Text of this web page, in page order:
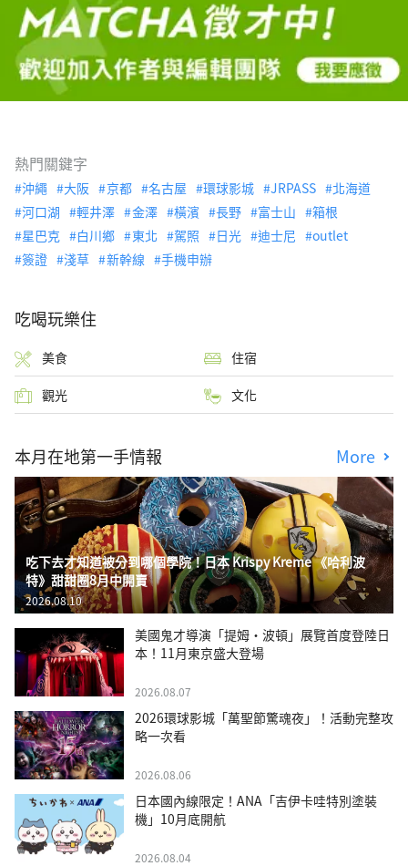
熱門關鍵字
沖繩 大阪 京都 名古屋 環球影城 JRPASS
北海道
河口湖
輕井澤 金澤 橫濱 長野 富士山
箱根
星巴克
白川鄉 東北 駕照 日光 迪士尼
outlet
簽證
淺草 新幹線 手機申辦
吃喝玩樂住
美食 住宿
觀光 文化
本月在地第一手情報 More
吃下去才知道被分到哪個學院！日本 Krispy Kreme 《哈利波
特》甜甜圈8月中開賣
2026.08.10
美國鬼才導演「提姆・波頓」展覽首度登陸日
本！11月東京盛大登場
2026.08.07
2026環球影城「萬聖節驚魂夜」！活動完整攻
略一次看
2026.08.06
日本國內線限定！ANA「吉伊卡哇特別塗裝
機」10月底開航
2026.08.04